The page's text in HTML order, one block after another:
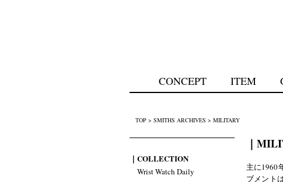
CONCEPT ITEM
TOP > SMITHS ARCHIVES > MILITARY
｜COLLECTION
Wrist Watch Daily
｜
主に1960
ブメント